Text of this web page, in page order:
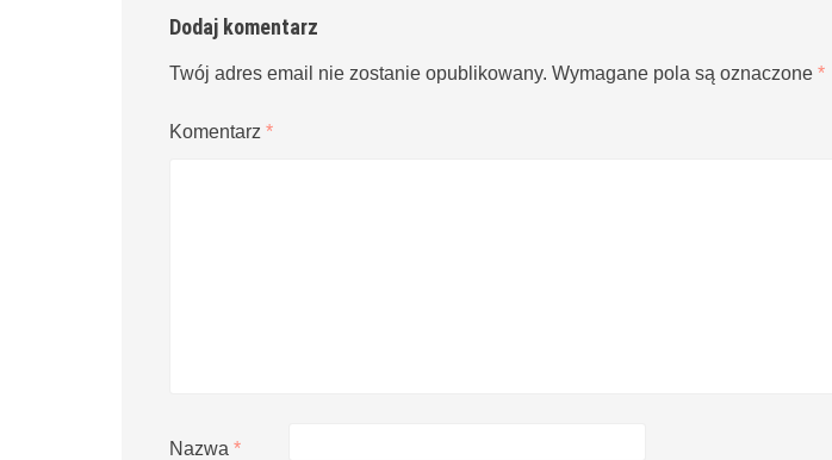
Dodaj komentarz
Twój adres email nie zostanie opublikowany. Wymagane pola są oznaczone *
Komentarz *
Nazwa *